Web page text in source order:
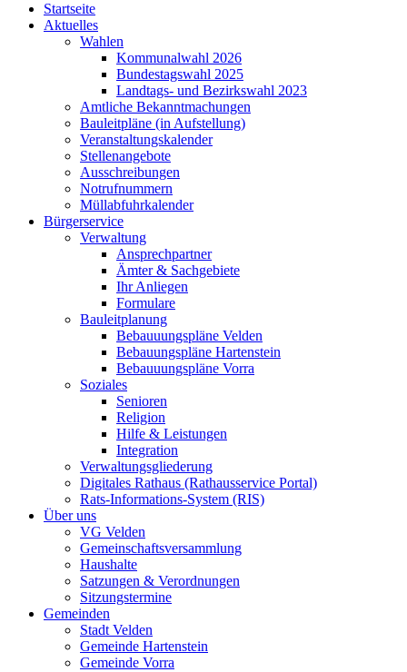
Startseite
Aktuelles
Wahlen
Kommunalwahl 2026
Bundestagswahl 2025
Landtags- und Bezirkswahl 2023
Amtliche Bekanntmachungen
Bauleitpläne (in Aufstellung)
Veranstaltungskalender
Stellenangebote
Ausschreibungen
Notrufnummern
Müllabfuhrkalender
Bürgerservice
Verwaltung
Ansprechpartner
Ämter & Sachgebiete
Ihr Anliegen
Formulare
Bauleitplanung
Bebauuungspläne Velden
Bebauungspläne Hartenstein
Bebauuungspläne Vorra
Soziales
Senioren
Religion
Hilfe & Leistungen
Integration
Verwaltungsgliederung
Digitales Rathaus (Rathausservice Portal)
Rats-Informations-System (RIS)
Über uns
VG Velden
Gemeinschaftsversammlung
Haushalte
Satzungen & Verordnungen
Sitzungstermine
Gemeinden
Stadt Velden
Gemeinde Hartenstein
Gemeinde Vorra